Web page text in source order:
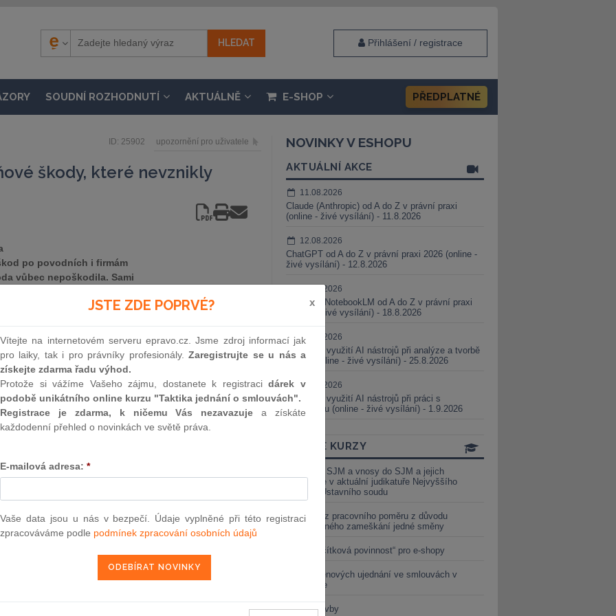
Přihlášení / registrace
SOUDNÍ ROZHODNUTÍ AKTUÁLNĚ E-SHOP PŘEDPLATNÉ
ID: 25902 upozornění pro uživatele
škody, které nevznikly
po povodních i firmám
vůbec nepoškodila. Sami
investiční bance
prostředky na obnovu
noviny, stížnost
některých údajně poškozených lokalit, kterou pořídili
tu povodňové škody nejsou," cituje deník jednoho ze
být jmenován.
případu podle HN nereagoval a odkázal na úředníky
spadá. "Vrhá to sice špatné světlo na správu i na stát,
toků v povodí Vltavy považujeme za nezbytné," sdělil HN
zůstat v anonymitě, protože ve správě byl vydán zákaz
měsíců členům sněmovního zemědělského výboru
vyřeší. "O odvolání šéfa správy Josefa Šímy se mluví
dubna. A pořád nic," uvedl stínový ministr zemědělství
podle deníku nechtějí případy nijak vysvětlovat.
vodní toky a vodní nádrže. Správa má o krajinu
zmírnila.
NOVINKY V ESHOPU
AKTUÁLNÍ AKCE
11.08.2026
Claude (Anthropic) od A do Z v právní praxi
(online - živé vysílání) - 11.8.2026
12.08.2026
ChatGPT od A do Z v právní praxi 2026 (online -
živé vysílání) - 12.8.2026
18.08.2026
Gemini a NotebookLM od A do Z v právní praxi
(online - živé vysílání) - 18.8.2026
25.08.2026
Praktické využití AI nástrojů při analýze a tvorbě
smluv (online - živé vysílání) - 25.8.2026
01.09.2026
Praktické využití AI nástrojů při práci s
judikaturou (online - živé vysílání) - 1.9.2026
ONLINE KURZY
Vnosy ze SJM a vnosy do SJM a jejich
valorizace v aktuální judikatuře Nejvyššího
soudu a Ústavního soudu
Výpověď z pracovního poměru z důvodu
neomluveného zameškání jedné směny
Nová „tlačítková povinnost“ pro e-shopy
Změna cenových ujednání ve smlouvách v
energetice
Černé stavby
JSTE ZDE POPRVÉ? x
Vítejte na internetovém serveru epravo.cz. Jsme zdroj informací jak
pro laiky, tak i pro právníky profesionály.Zaregistrujte se u nás a
získejte zdarma řadu výhod.
Protože si vážíme Vašeho zájmu, dostanete k registracidárek v
podobě unikátního online kurzu "Taktika jednání o smlouvách".
Registrace je zdarma, k ničemu Vás nezavazuje a získáte
každodenní přehled o novinkách ve světě práva.
E-mailová adresa: *
Vaše data jsou u nás v bezpečí. Údaje vyplněné při této registraci
zpracováváme podle podmínek zpracování osobních údajů